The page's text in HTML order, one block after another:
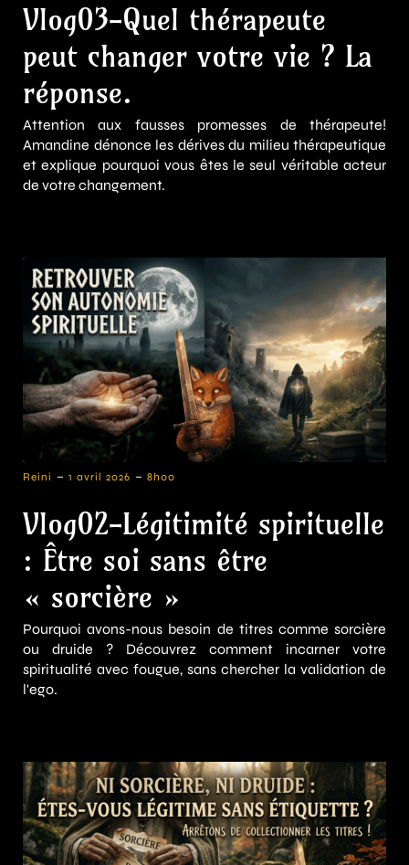
Vlog03-Quel thérapeute
peut changer votre vie ? La
réponse.
Attention aux fausses promesses de thérapeute!
Amandine dénonce les dérives du milieu thérapeutique
et explique pourquoi vous êtes le seul véritable acteur
de votre changement.
Reini - 1 avril 2026 - 8h00
Vlog02-Légitimité spirituelle
: Être soi sans être
« sorcière »
Pourquoi avons-nous besoin de titres comme sorcière
ou druide ? Découvrez comment incarner votre
spiritualité avec fougue, sans chercher la validation de
l'ego.